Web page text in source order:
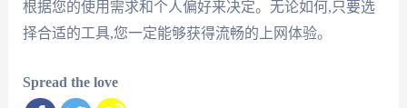
根据您的使用需求和个人偏好来决定。无论如何,只要选
择合适的工具,您一定能够获得流畅的上网体验。
Spread the love